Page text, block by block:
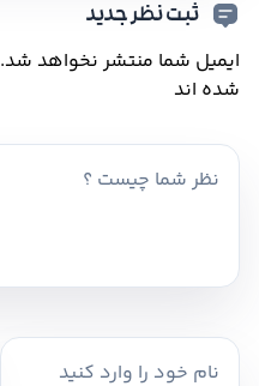
ثبت نظر جدید
ایمیل شما منتشر نخواهد شد.
شده اند